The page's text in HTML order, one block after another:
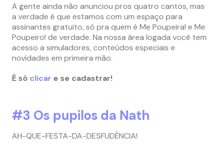
A gente ainda não anunciou pros quatro cantos, mas
a verdade é que estamos com um espaço para
assinantes gratuito, só pra quem é Me Poupeira! e Me
Poupeiro! de verdade. Na nossa área logada você tem
acesso a simuladores, conteúdos especiais e
novidades em primeira mão.
É só clicar e se cadastrar!
#3 Os pupilos da Nath
AH-QUE-FESTA-DA-DESFUDÊNCIA!